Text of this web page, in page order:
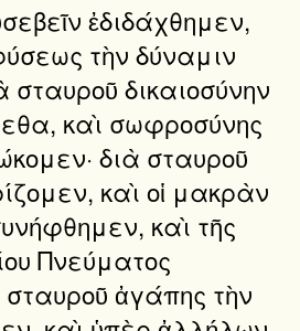
ἐδιδάχθημεν,
τὴν δύναμιν
σταυροῦ δικαιοσύνην
καὶ σωφροσύνης
διὰ σταυροῦ
καὶ οἱ μακρὰν
καὶ τῆς
Πνεύματος
σταυροῦ ἀγάπης τὴν